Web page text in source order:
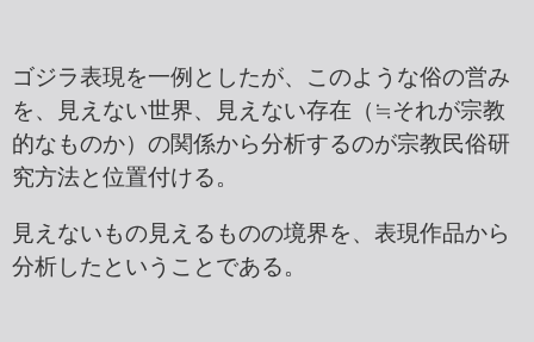
ゴジラ表現を一例としたが、このような俗の営み
を、見えない世界、見えない存在（≒それが宗教
的なものか）の関係から分析するのが宗教民俗研
究方法と位置付ける。
見えないもの見えるものの境界を、表現作品から
分析したということである。